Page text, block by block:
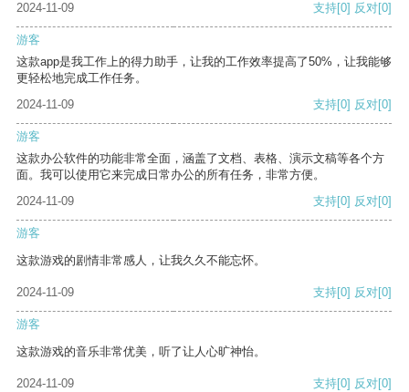
2024-11-09
支持[0] 反对[0]
游客
这款app是我工作上的得力助手，让我的工作效率提高了50%，让我能够
更轻松地完成工作任务。
2024-11-09
支持[0] 反对[0]
游客
这款办公软件的功能非常全面，涵盖了文档、表格、演示文稿等各个方
面。我可以使用它来完成日常办公的所有任务，非常方便。
2024-11-09
支持[0] 反对[0]
游客
这款游戏的剧情非常感人，让我久久不能忘怀。
2024-11-09 支持[0] 反对[0]
游客
这款游戏的音乐非常优美，听了让人心旷神怡。
2024-11-09 支持[0] 反对[0]